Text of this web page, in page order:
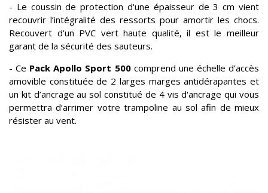
- Le coussin de protection d'une épaisseur de 3 cm vient
recouvrir l’intégralité des ressorts pour amortir les chocs.
Recouvert d'un PVC vert haute qualité, il est le meilleur
garant de la sécurité des sauteurs.
- Ce Pack Apollo Sport 500 comprend une échelle d’accès
amovible constituée de 2 larges marges antidérapantes et
un kit d’ancrage au sol constitué de 4 vis d'ancrage qui vous
permettra d’arrimer votre trampoline au sol afin de mieux
résister au vent.